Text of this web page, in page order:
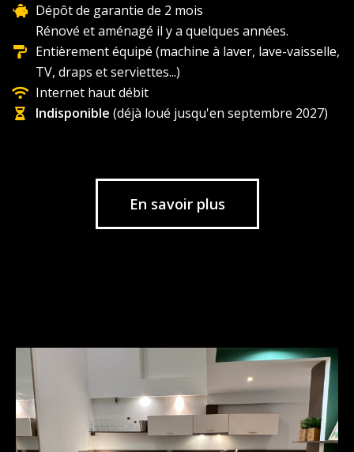
Dépôt de garantie de 2 mois
Rénové et aménagé il y a quelques années.
Entièrement équipé (machine à laver, lave-vaisselle,
TV, draps et serviettes...)
Internet haut débit
Indisponible(déjà loué jusqu'en septembre 2027)
En savoir plus